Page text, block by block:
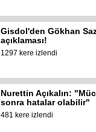
Gisdol'den Gökhan
açıklaması!
1297 kere izlendi
Nurettin Açıkalın:
sonra hatalar olabilir"
481 kere izlendi